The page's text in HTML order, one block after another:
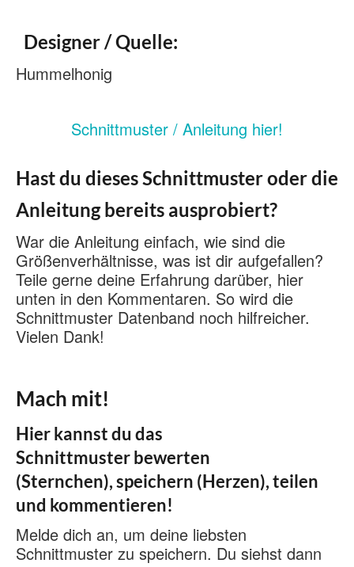
Designer / Quelle:
Hummelhonig
Schnittmuster / Anleitung hier!
Hast du dieses Schnittmuster oder die
Anleitung bereits ausprobiert?
War die Anleitung einfach, wie sind die
Größenverhältnisse, was ist dir aufgefallen?
Teile gerne deine Erfahrung darüber, hier
unten in den Kommentaren. So wird die
Schnittmuster Datenband noch hilfreicher.
Vielen Dank!
Mach mit!
Hier kannst du das
Schnittmuster bewerten
(Sternchen), speichern (Herzen), teilen
und kommentieren!
Melde dich an, um deine liebsten
Schnittmuster zu speichern. Du siehst dann